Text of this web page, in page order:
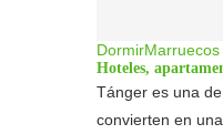
DormirMarruecos
Hoteles,
Tánger es una
convierten en